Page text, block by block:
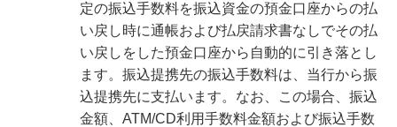
定の振込手数料を振込資金の預金口座からの払
い戻し時に通帳および払戻請求書なしでその払
い戻しをした預金口座から自動的に引き落とし
ます。振込提携先の振込手数料は、当行から振
込提携先に支払います。なお、この場合、振込
金額、ATM/CD利用手数料金額および振込手数